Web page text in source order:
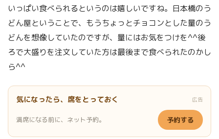
いっぱい食べられるというのは嬉しいですね。日本橋のう
どん屋ということで、もうちょっとチョコンとした量のう
どんを想像していたのですが、量にはお気をつけを^^後
ろで大盛りを注文していた方は最後まで食べられたのかし
ら^^
気になったら、席をとっておく 広告
満席になる前に、ネット予約。 予約する